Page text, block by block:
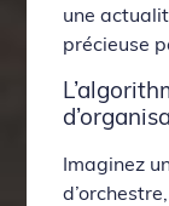
une
précieuse
Imaginez